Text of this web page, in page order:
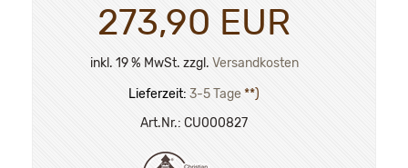
273,90 EUR
inkl. 19 % MwSt. zzgl. Versandkosten
Lieferzeit: 3-5 Tage**)
Art.Nr.: CU000827